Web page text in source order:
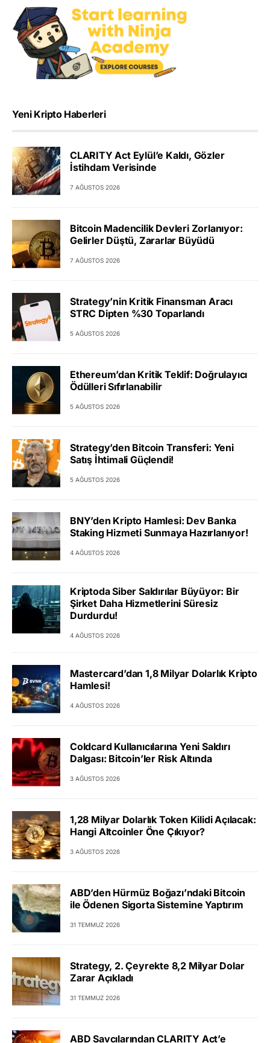
Yeni Kripto Haberleri
CLARITY Act Eylül’e Kaldı, Gözler
İstihdam Verisinde
7 AĞUSTOS 2026
Bitcoin Madencilik Devleri Zorlanıyor:
Gelirler Düştü, Zararlar Büyüdü
7 AĞUSTOS 2026
Strategy’nin Kritik Finansman Aracı
STRC Dipten %30 Toparlandı
5 AĞUSTOS 2026
Ethereum’dan Kritik Teklif: Doğrulayıcı
Ödülleri Sıfırlanabilir
5 AĞUSTOS 2026
Strategy’den Bitcoin Transferi: Yeni
Satış İhtimali Güçlendi!
5 AĞUSTOS 2026
BNY’den Kripto Hamlesi: Dev Banka
Staking Hizmeti Sunmaya Hazırlanıyor!
4 AĞUSTOS 2026
Kriptoda Siber Saldırılar Büyüyor: Bir
Şirket Daha Hizmetlerini Süresiz
Durdurdu!
4 AĞUSTOS 2026
Mastercard’dan 1,8 Milyar Dolarlık Kripto
Hamlesi!
4 AĞUSTOS 2026
Coldcard Kullanıcılarına Yeni Saldırı
Dalgası: Bitcoin’ler Risk Altında
3 AĞUSTOS 2026
1,28 Milyar Dolarlık Token Kilidi Açılacak:
Hangi Altcoinler Öne Çıkıyor?
3 AĞUSTOS 2026
ABD’den Hürmüz Boğazı’ndaki Bitcoin
ile Ödenen Sigorta Sistemine Yaptırım
31 TEMMUZ 2026
Strategy, 2. Çeyrekte 8,2 Milyar Dolar
Zarar Açıkladı
31 TEMMUZ 2026
ABD Savcılarından CLARITY Act’e